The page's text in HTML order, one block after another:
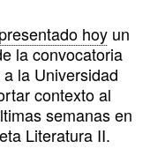
hoy un
la convocatoria
la Universidad
contexto al
semanas en
Literatura II.